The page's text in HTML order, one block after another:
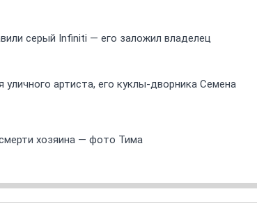
серый Infiniti — его заложил владелец
артиста, его куклы-дворника Семена
хозяина — фото Тима